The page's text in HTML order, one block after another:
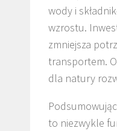
wody i
wzrostu.
zmniejsza
transportem.
dla natury
to niezwykle